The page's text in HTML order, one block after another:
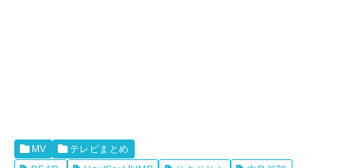
MV
テレビまとめ